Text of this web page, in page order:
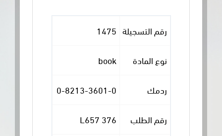
رقم التسجيلة 1475
نوع المادة book
0-8213-3601-0
رقم الطلب 376 L657